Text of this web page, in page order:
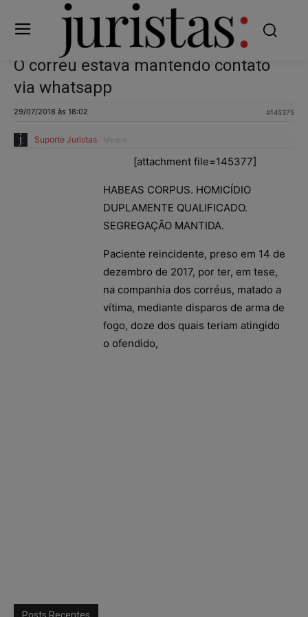
O corréu estava mantendo contato
via whatsapp
29/07/2018 às 18:02 #145375
Suporte Juristas Mestre
[attachment file=145377]
HABEAS CORPUS. HOMICÍDIO
DUPLAMENTE QUALIFICADO.
SEGREGAÇÃO MANTIDA.
Paciente reincidente, preso em 14 de
dezembro de 2017, por ter, em tese,
na companhia dos corréus, matado a
vítima, mediante disparos de arma de
fogo, doze dos quais teriam atingido
o ofendido,
Posts Recentes